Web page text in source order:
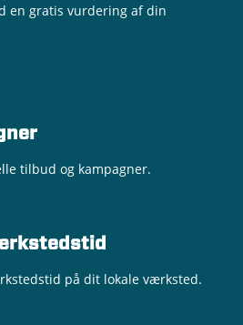
en gratis vurdering af din
tilbud og kampagner.
på dit lokale værksted.